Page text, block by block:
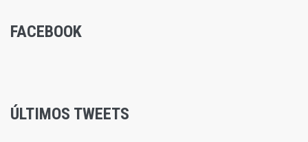
FACEBOOK
ÚLTIMOS TWEETS